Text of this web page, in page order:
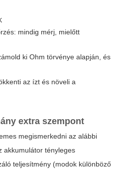
mindig mérj, mielőtt
ki Ohm törvénye alapján, és
az ízt és növeli a
extra szempont
megismerkedni az alábbi
akkumulátor tényleges
teljesítmény (modok különböző